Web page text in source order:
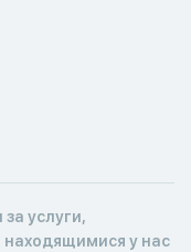
услуги,
у нас